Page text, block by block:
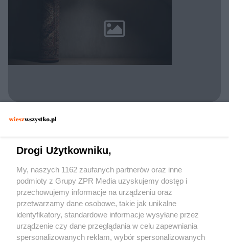
dywan wystarczył, by zmylić
funkcjonariuszy?
Żaden utwór zamieszczony w serwisie nie może być powielany i
Drogi Użytkowniku,
My, naszych 1162 zaufanych partnerów oraz inne
podmioty z Grupy ZPR Media uzyskujemy dostęp i
przechowujemy informacje na urządzeniu oraz
przetwarzamy dane osobowe, takie jak unikalne
identyfikatory, standardowe informacje wysyłane przez
urządzenie czy dane przeglądania w celu zapewniania
spersonalizowanych reklam, wybór spersonalizowanych